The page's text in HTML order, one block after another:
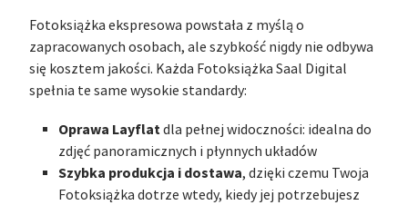
Fotoksiążka ekspresowa powstała z myślą o
zapracowanych osobach, ale szybkość nigdy nie odbywa
się kosztem jakości. Każda Fotoksiążka Saal Digital
spełnia te same wysokie standardy:
Oprawa Layflatdla pełnej widoczności: idealna do
zdjęć panoramicznych i płynnych układów
Szybka produkcja i dostawa, dzięki czemu Twoja
Fotoksiążka dotrze wtedy, kiedy jej potrzebujesz